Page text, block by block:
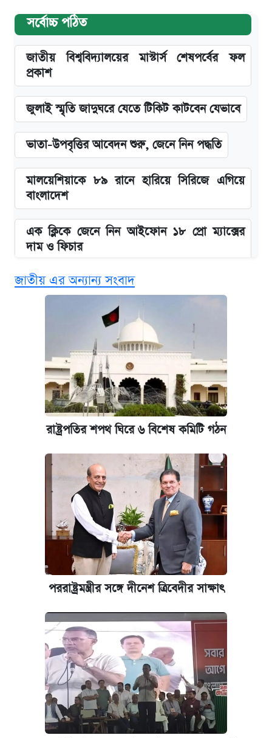
সর্বোচ্চ পঠিত
জাতীয় বিশ্ববিদ্যালয়ের মাস্টার্স শেষপর্বের ফল
প্রকাশ
জুলাই স্মৃতি জাদুঘরে যেতে টিকিট কাটবেন যেভাবে
ভাতা-উপবৃত্তির আবেদন শুরু, জেনে নিন পদ্ধতি
মালয়েশিয়াকে ৮৯ রানে হারিয়ে সিরিজে এগিয়ে
বাংলাদেশ
এক ক্লিকে জেনে নিন আইফোন ১৮ প্রো ম্যাক্সের
দাম ও ফিচার
নবম জাতীয় পে-স্কেল নিয়ে সর্বশেষ যা জানা গেল
পাঁচ দপ্তরে নতুন সচিব নিয়োগ দিল সরকার
আজকের বাজারে স্বর্ণ-রুপার দাম (৫ আগস্ট)
কবে হবে মেডিকেল ভর্তি পরীক্ষা, জানা গেল যা
আজকের বাজারে স্বর্ণের দাম (৪ আগস্ট)
আজকের বাজারে স্বর্ণের দাম (৬ আগস্ট)
রাষ্ট্রবিরোধী কর্মকাণ্ড: ঢাবির কয়েকজন শিক্ষকের
বিরুদ্ধে ব্যবস্থা
কেমব্রিজ বিশ্ববিদ্যালয়ের এমবিএ স্কলারশিপে
আবেদন শুরু
পিএসসিতে আরও চার সদস্য নিয়োগ
প্রতিষ্ঠান প্রধানদের ভাইভা শুরুর নির্দেশ শিক্ষামন্ত্রীর
জাতীয় এর অন্যান্য সংবাদ
রাষ্ট্রপতির শপথ ঘিরে ৬ বিশেষ কমিটি গঠন
পররাষ্ট্রমন্ত্রীর সঙ্গে দীনেশ ত্রিবেদীর সাক্ষাৎ